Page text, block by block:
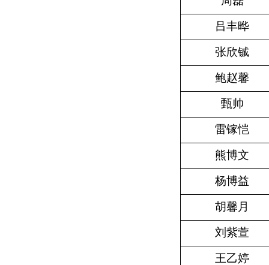
吕丰晔
张欣铖
鲍赵馨
甄帅
雷镓恺
熊博文
杨博益
胡馨月
刘紫萱
王乙婷